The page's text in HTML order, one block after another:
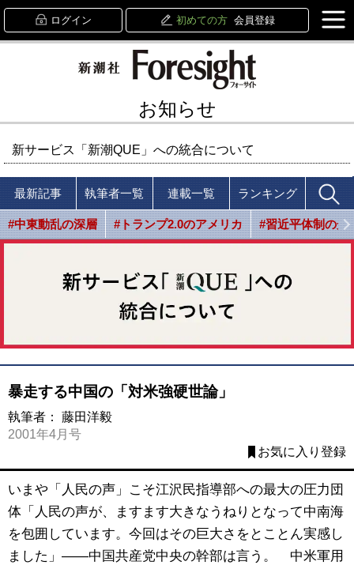
ログイン 初めての方 会員登録
お知らせ
新サービス「新潮QUE」への統合について
最新記事 執筆者一覧 連載一覧 ランキング
#中東動乱の深層 #トランプ2.0のアメリカ #習近平体制の光
暴走する中国の「対米強硬世論」
執筆者： 藤田洋毅
2001年4月号
お気に入り登録
いまや「人民の声」こそ江沢民指導部への最大の圧力団
体「人民の声が、ますます大きなうねりとなって中南海
を包囲しています。今回はその巨大さをとことん実感し
ました」――中国共産党中央の幹部は言う。 中米軍用